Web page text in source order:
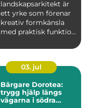
landskapsarkitekt är
ett yrke som förenar
kreativ formkänsla
med praktisk funktion
03. jul
Bärgare Dorotea:
trygg hjälp längs
vägarna i södra